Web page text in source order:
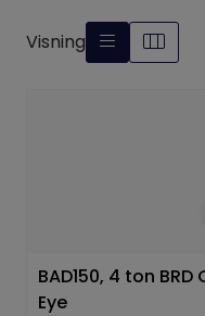
Visning
BAD150, 4 ton
Eye
Dynaset